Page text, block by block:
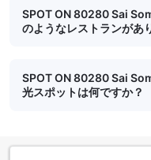
SPOT ON 80280 Sai
のようなレストランがあ
SPOT ON 80280 Sai
光スポットは何ですか？